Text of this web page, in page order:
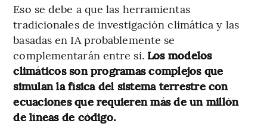
Eso se debe a que las herramientas
tradicionales de investigación climática y las
basadas en IA probablemente se
complementarán entre sí. Los modelos
climáticos son programas complejos que
simulan la física del sistema terrestre con
ecuaciones que requieren más de un millón
de líneas de código.